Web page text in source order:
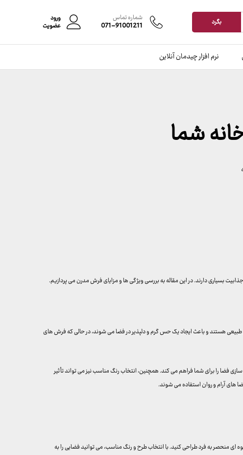
بگرد شماره تماس
071-91001211
ورود
عضویت
نرم افزار چیدمان آنلاین
شما
بسیاری دارند. در این مقاله به بررسی ویژگی ها و مزایای فرش مدرن می پردازیم.
هستند و باعث ایجاد یک حس گرم و دلپذیر در فضا می شوند، در حالی که فرش های
فضا را برای شما فراهم می کند. همچنین، انتخاب رنگ مناسب نیز می تواند تأثیر
های آرام و روان استفاده می شوند.
منحصر به فرد طراحی کنید. با انتخاب طرح و رنگ مناسب، می توانید فضایی را به